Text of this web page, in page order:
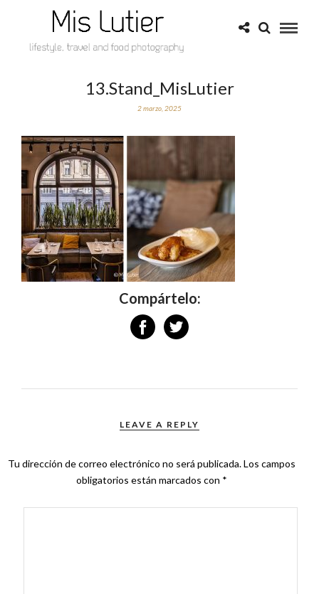
13.Stand_MisLutier
2 marzo, 2025
Compártelo:
LEAVE A REPLY
Tu dirección de correo electrónico no será publicada.Los campos
obligatorios están marcados con *